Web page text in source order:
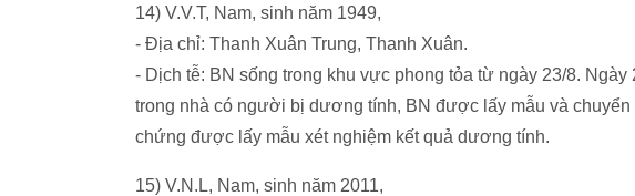
14) V.V.T, Nam, sinh năm 1949,
- Địa chỉ: Thanh Xuân Trung, Thanh Xuân.
- Dịch tễ: BN sống trong khu vực phong tỏa từ ngày 23/8.
trong nhà có người bị dương tính, BN được lấy mẫu và chuyển
chứng được lấy mẫu xét nghiệm kết quả dương tính.
15) V.N.L, Nam, sinh năm 2011,